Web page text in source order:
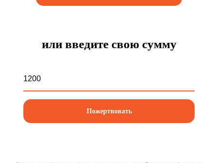
или введите свою сумму
Пожертвовать